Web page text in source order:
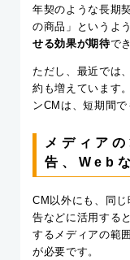
年契のような長期
の商品」というよ
せる効果が期待で
ただし、最近では
約も増えています
ンCMは、短期間で
メディア
告、Web
CM以外にも、同
告などに活用する
する メディアの範
が必要です。